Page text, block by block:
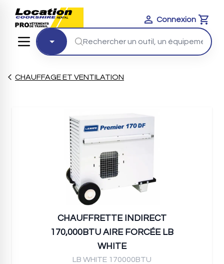
Connexion
Cart
CHAUFFAGE ET VENTILATION
CHAUFFRETTE INDIRECT
170,000BTU AIRE FORCÉE LB
WHITE
LB WHITE 170000BTU